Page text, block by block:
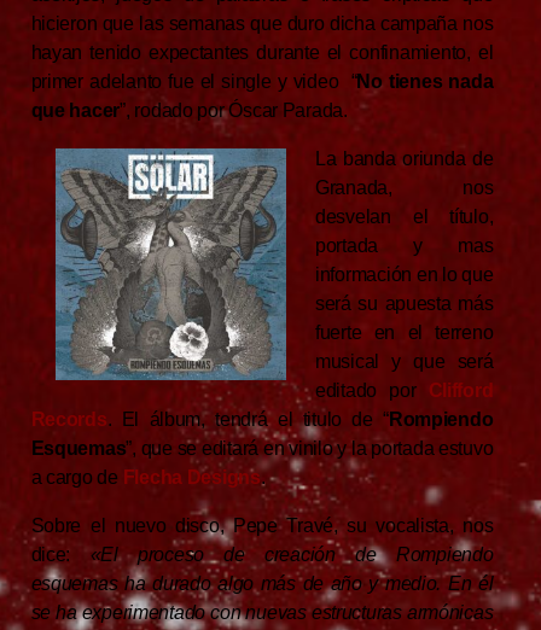
hicieron que las semanas que duro dicha campaña nos
hayan tenido expectantes durante el confinamiento, el
primer adelanto fue el single y video “No tienes nada
que hacer”, rodado por Óscar Parada.
La banda oriunda de
Granada, nos
desvelan el título,
portada y mas
información en lo que
será su apuesta más
fuerte en el terreno
musical y que será
editado por
Clifford
Records. El álbum, tendrá el titulo de “Rompiendo
Esquemas”, que se editará en vinilo y la portada estuvo
a cargo de Flecha Designs.
Sobre el nuevo disco, Pepe Travé, su vocalista, nos
dice: «El proceso de creación de Rompiendo
esquemas ha durado algo más de año y medio. En él
se ha experimentado con nuevas estructuras armónicas